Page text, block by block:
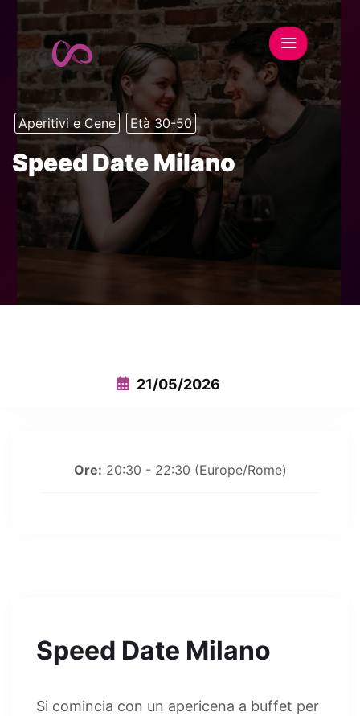
Aperitivi e Cene Età 30-50
Speed Date Milano
21/05/2026
Speed Date Milano
Si comincia con un apericena a buffet per
Ore: 20:30 - 22:30 (Europe/Rome)